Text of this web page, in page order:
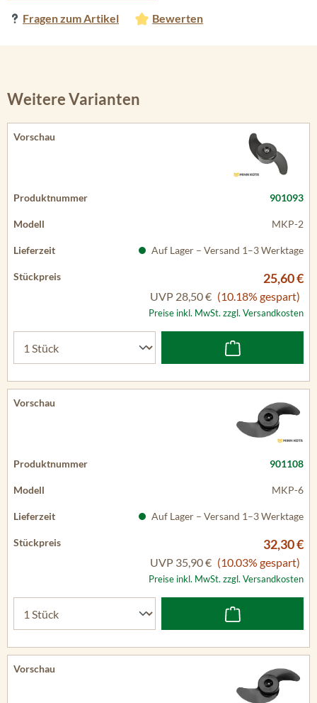
Fragen zum Artikel Bewerten
Weitere Varianten
901093
MKP-2
Auf Lager – Versand 1–3 Werktage
25,60 €
UVP 28,50 € (10.18% gespart)
Preise inkl. MwSt. zzgl. Versandkosten
901108
MKP-6
Auf Lager – Versand 1–3 Werktage
32,30 €
UVP 35,90 € (10.03% gespart)
Preise inkl. MwSt. zzgl. Versandkosten